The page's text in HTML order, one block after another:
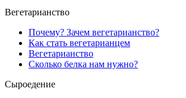
Вегетарианство
Почему? Зачем вегетарианство?
Как стать вегетарианцем
Вегетарианство
Сколько белка нам нужно?
Сыроедение